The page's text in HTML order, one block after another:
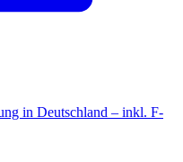
in Deutschland – inkl. F-